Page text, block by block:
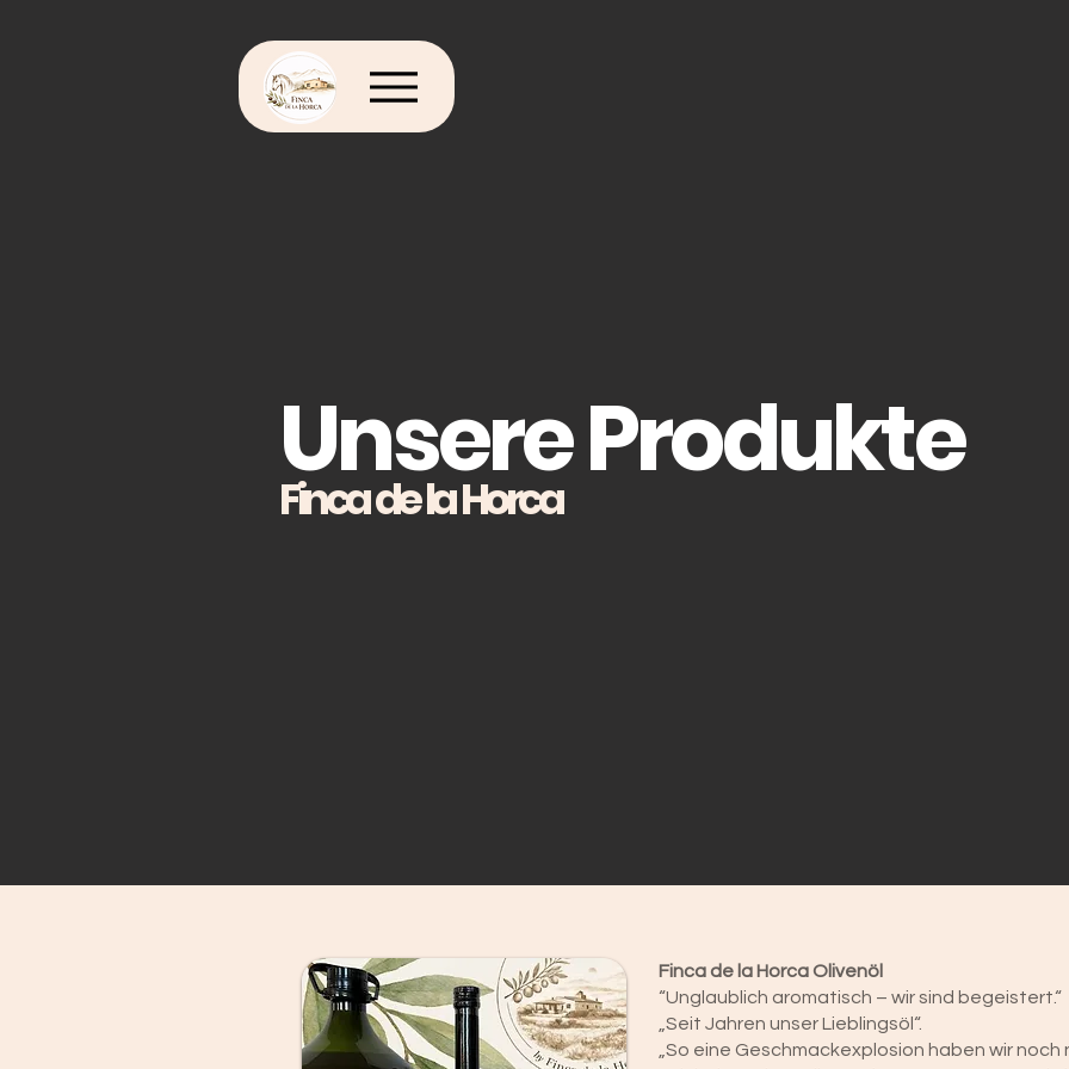
Unsere Produkte
Finca de la Horca
Finca de la Horca Olivenöl
“Unglaublich aromatisch – wir sind begeistert.“
„Seit Jahren unser Lieblingsöl“.
„So eine Geschmackexplosion haben wir noch